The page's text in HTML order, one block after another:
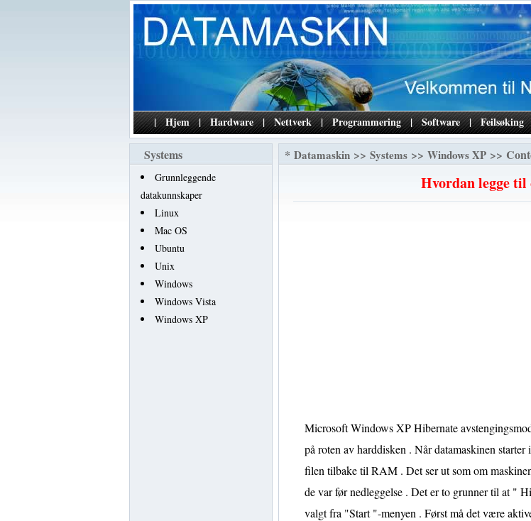
| Hjem | Hardware | Nettverk | Programmering | Software | Feilsøking
Systems
Grunnleggende
datakunnskaper
Linux
Mac OS
Ubuntu
Unix
Windows
Windows Vista
Windows XP
* Datamaskin >> Systems >> Windows XP >>
Hvordan legge
Microsoft Windows XP Hibernate
på roten av harddisken . Når datamaskinen
filen tilbake til RAM . Det ser ut som om
de var før nedleggelse . Det er to grunner til at "
valgt fra "Start "-menyen . Først må det være